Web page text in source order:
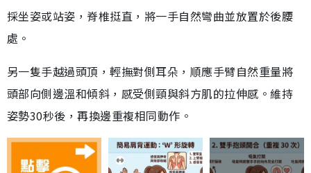
採坐姿或站姿，脊椎挺直，將一手自然彎曲並放置於後腰
處。
另一隻手越過頭頂，輕撫對側耳朵，順應手臂自然重量將
頭部向側邊溫和傾斜，感受側頸與斜方肌的拉伸感。維持
姿勢30秒後，再換邊重複相同動作。